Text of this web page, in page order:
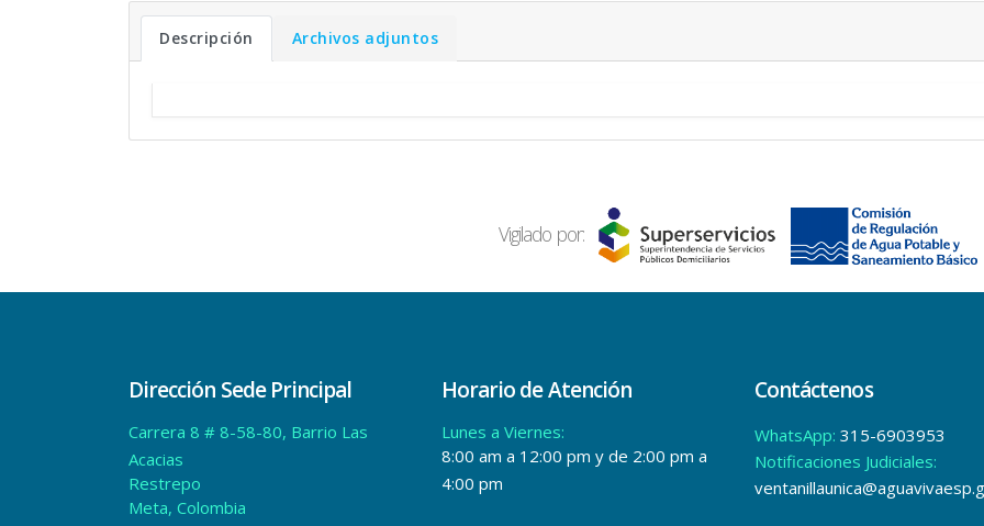
Descripción Archivos adjuntos
Vigilado por:
Dirección Sede Principal
Carrera 8 # 8-58-80, Barrio Las
Acacias
Restrepo
Meta, Colombia
Horario de Atención
Lunes a Viernes:
8:00 am a 12:00 pm y de 2:00 pm a
4:00 pm
Contáctenos
WhatsApp: 315-6903953
Notificaciones Judiciales: